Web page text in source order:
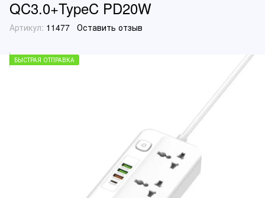
QC3.0+TypeC PD20W
Артикул: 11477 Оставить отзыв
БЫСТРАЯ ОТПРАВКА